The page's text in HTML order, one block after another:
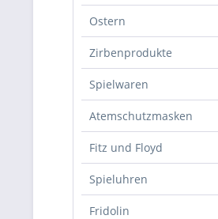
Ostern
Zirbenprodukte
Spielwaren
Atemschutzmasken
Fitz und Floyd
Spieluhren
Fridolin